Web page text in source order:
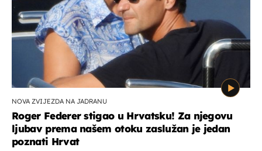
NOVA ZVIJEZDA NA JADRANU
Roger Federer stigao u Hrvatsku! Za njegovu
ljubav prema našem otoku zaslužan je jedan
poznati Hrvat